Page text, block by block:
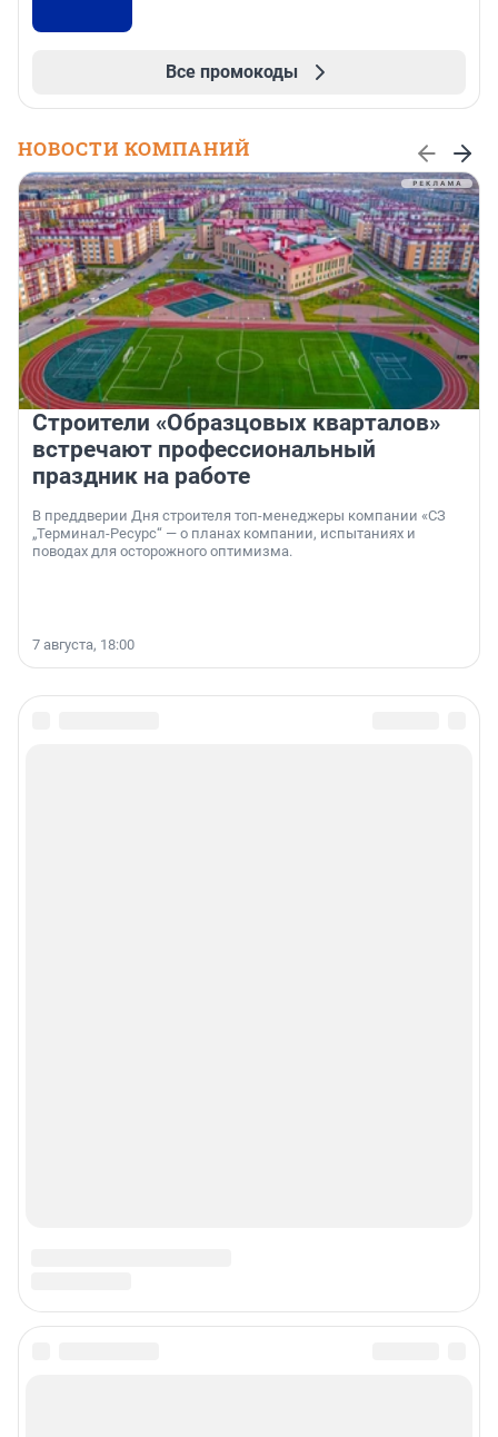
Все промокоды
НОВОСТИ КОМПАНИЙ
Строители «Образцовых кварталов»
встречают профессиональный
праздник на работе
В преддверии Дня строителя топ-менеджеры компании «СЗ
„Терминал-Ресурс“ — о планах компании, испытаниях и
поводах для осторожного оптимизма.
7 августа, 18:00